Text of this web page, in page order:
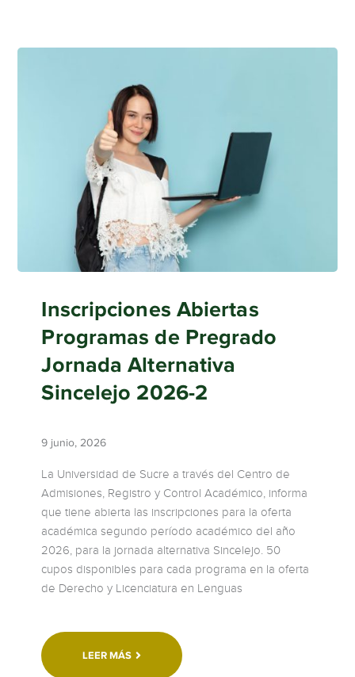
Inscripciones Abiertas
Programas de Pregrado
Jornada Alternativa
Sincelejo 2026-2
9 junio, 2026
La Universidad de Sucre a través del Centro de
Admisiones, Registro y Control Académico, informa
que tiene abierta las inscripciones para la oferta
académica segundo período académico del año
2026, para la jornada alternativa Sincelejo. 50
cupos disponibles para cada programa en la oferta
de Derecho y Licenciatura en Lenguas
LEER MÁS